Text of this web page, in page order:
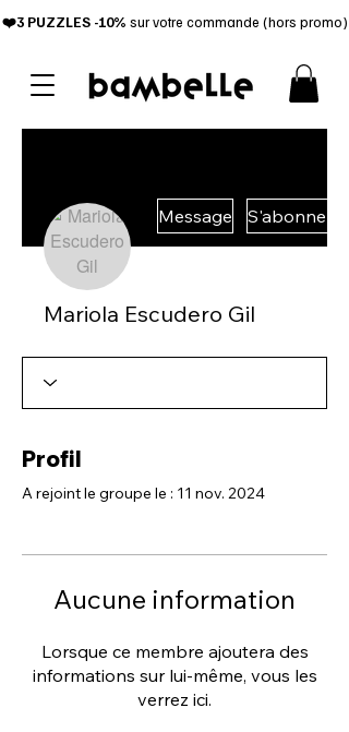
❤️3 PUZZLES -10% sur votre commande (hors promo)
Message S'abonner
Mariola Escudero Gil
Profil
A rejoint le groupe le : 11 nov. 2024
Aucune information
Lorsque ce membre ajoutera des
informations sur lui-même, vous les
verrez ici.